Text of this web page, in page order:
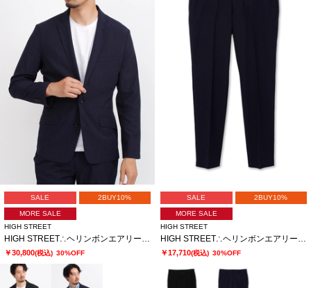
SALE 2BUY10%
MORE SALE
HIGH STREET
￥30,800(税込) 30%OFF
SALE 2BUY10%
MORE SALE
HIGH STREET
￥17,710(税込) 30%OFF